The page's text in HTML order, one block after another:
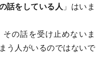
話をしている人 」はいま
の話を受け止めないま
う人がいるのではないで